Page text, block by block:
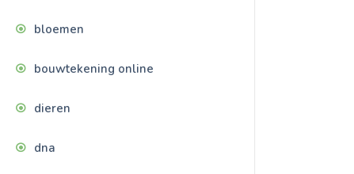
bloemen
bouwtekening online
dieren
dna